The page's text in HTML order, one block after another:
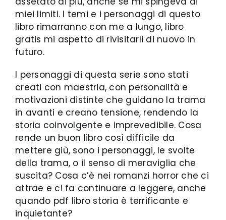
miei limiti. I temi e i personaggi di questo
libro rimarranno con me a lungo, libro
gratis mi aspetto di rivisitarli di nuovo in
futuro.
I personaggi di questa serie sono stati
creati con maestria, con personalità e
motivazioni distinte che guidano la trama
in avanti e creano tensione, rendendo la
storia coinvolgente e imprevedibile. Cosa
rende un buon libro così difficile da
mettere giù, sono i personaggi, le svolte
della trama, o il senso di meraviglia che
suscita? Cosa c’è nei romanzi horror che ci
attrae e ci fa continuare a leggere, anche
quando pdf libro storia è terrificante e
inquietante?